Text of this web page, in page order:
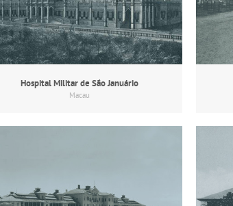
Hospital Militar de São Januário
Macau